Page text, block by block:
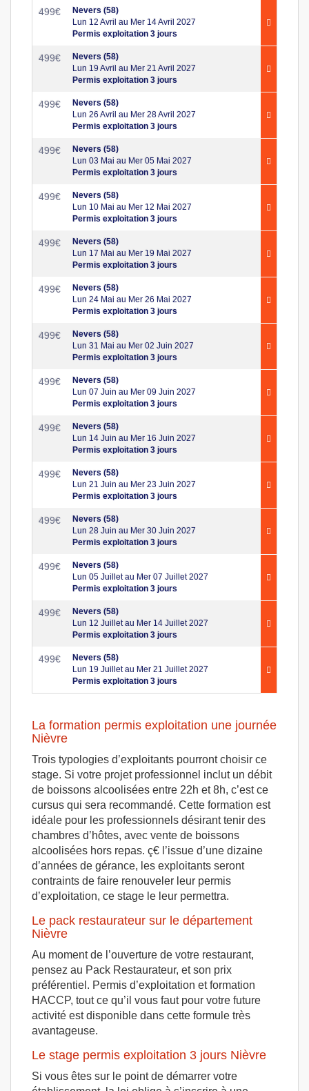
499€
Nevers (58)
Lun 12 Avril au Mer 14 Avril 2027
Permis exploitation 3 jours
499€
Nevers (58)
Lun 19 Avril au Mer 21 Avril 2027
Permis exploitation 3 jours
499€
Nevers (58)
Lun 26 Avril au Mer 28 Avril 2027
Permis exploitation 3 jours
499€
Nevers (58)
Lun 03 Mai au Mer 05 Mai 2027
Permis exploitation 3 jours
499€
Nevers (58)
Lun 10 Mai au Mer 12 Mai 2027
Permis exploitation 3 jours
499€
Nevers (58)
Lun 17 Mai au Mer 19 Mai 2027
Permis exploitation 3 jours
499€
Nevers (58)
Lun 24 Mai au Mer 26 Mai 2027
Permis exploitation 3 jours
499€
Nevers (58)
Lun 31 Mai au Mer 02 Juin 2027
Permis exploitation 3 jours
499€
Nevers (58)
Lun 07 Juin au Mer 09 Juin 2027
Permis exploitation 3 jours
499€
Nevers (58)
Lun 14 Juin au Mer 16 Juin 2027
Permis exploitation 3 jours
499€
Nevers (58)
Lun 21 Juin au Mer 23 Juin 2027
Permis exploitation 3 jours
499€
Nevers (58)
Lun 28 Juin au Mer 30 Juin 2027
Permis exploitation 3 jours
499€
Nevers (58)
Lun 05 Juillet au Mer 07 Juillet 2027
Permis exploitation 3 jours
499€
Nevers (58)
Lun 12 Juillet au Mer 14 Juillet 2027
Permis exploitation 3 jours
499€
Nevers (58)
Lun 19 Juillet au Mer 21 Juillet 2027
Permis exploitation 3 jours
La formation permis exploitation une journée
Nièvre
Trois typologies d’exploitants pourront choisir ce
stage. Si votre projet professionnel inclut un débit
de boissons alcoolisées entre 22h et 8h, c’est ce
cursus qui sera recommandé. Cette formation est
idéale pour les professionnels désirant tenir des
chambres d’hôtes, avec vente de boissons
alcoolisées hors repas. ç€ l’issue d’une dizaine
d’années de gérance, les exploitants seront
contraints de faire renouveler leur permis
d’exploitation, ce stage le leur permettra.
Le pack restaurateur sur le département
Nièvre
Au moment de l’ouverture de votre restaurant,
pensez au Pack Restaurateur, et son prix
préférentiel. Permis d’exploitation et formation
HACCP, tout ce qu’il vous faut pour votre future
activité est disponible dans cette formule très
avantageuse.
Le stage permis exploitation 3 jours Nièvre
Si vous êtes sur le point de démarrer votre